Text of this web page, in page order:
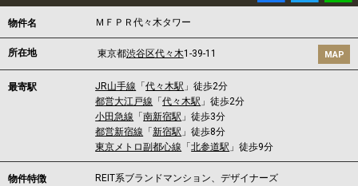
物件名 ＭＦＰＲ代々木タワー
所在地 東京都渋谷区代々木1-39-11 MAP
最寄駅 JR山手線 「代々木駅 」徒歩2分
都営大江戸線 「代々木駅 」徒歩2分
小田急線 「南新宿駅 」徒歩3分
都営新宿線 「新宿駅 」徒歩8分
東京メトロ副都心線 「北参道駅 」徒歩9分
物件特徴 REIT系ブランドマンション、デザイナーズ